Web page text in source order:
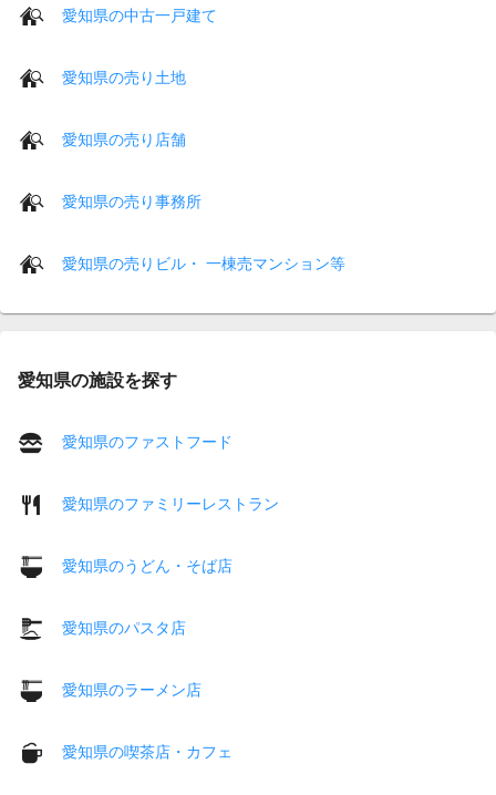
愛知県の中古一戸建て
愛知県の売り土地
愛知県の売り店舗
愛知県の売り事務所
愛知県の売りビル・ 一棟売マンション等
愛知県の施設を探す
愛知県のファストフード
愛知県のファミリーレストラン
愛知県のうどん・そば店
愛知県のパスタ店
愛知県のラーメン店
愛知県の喫茶店・カフェ